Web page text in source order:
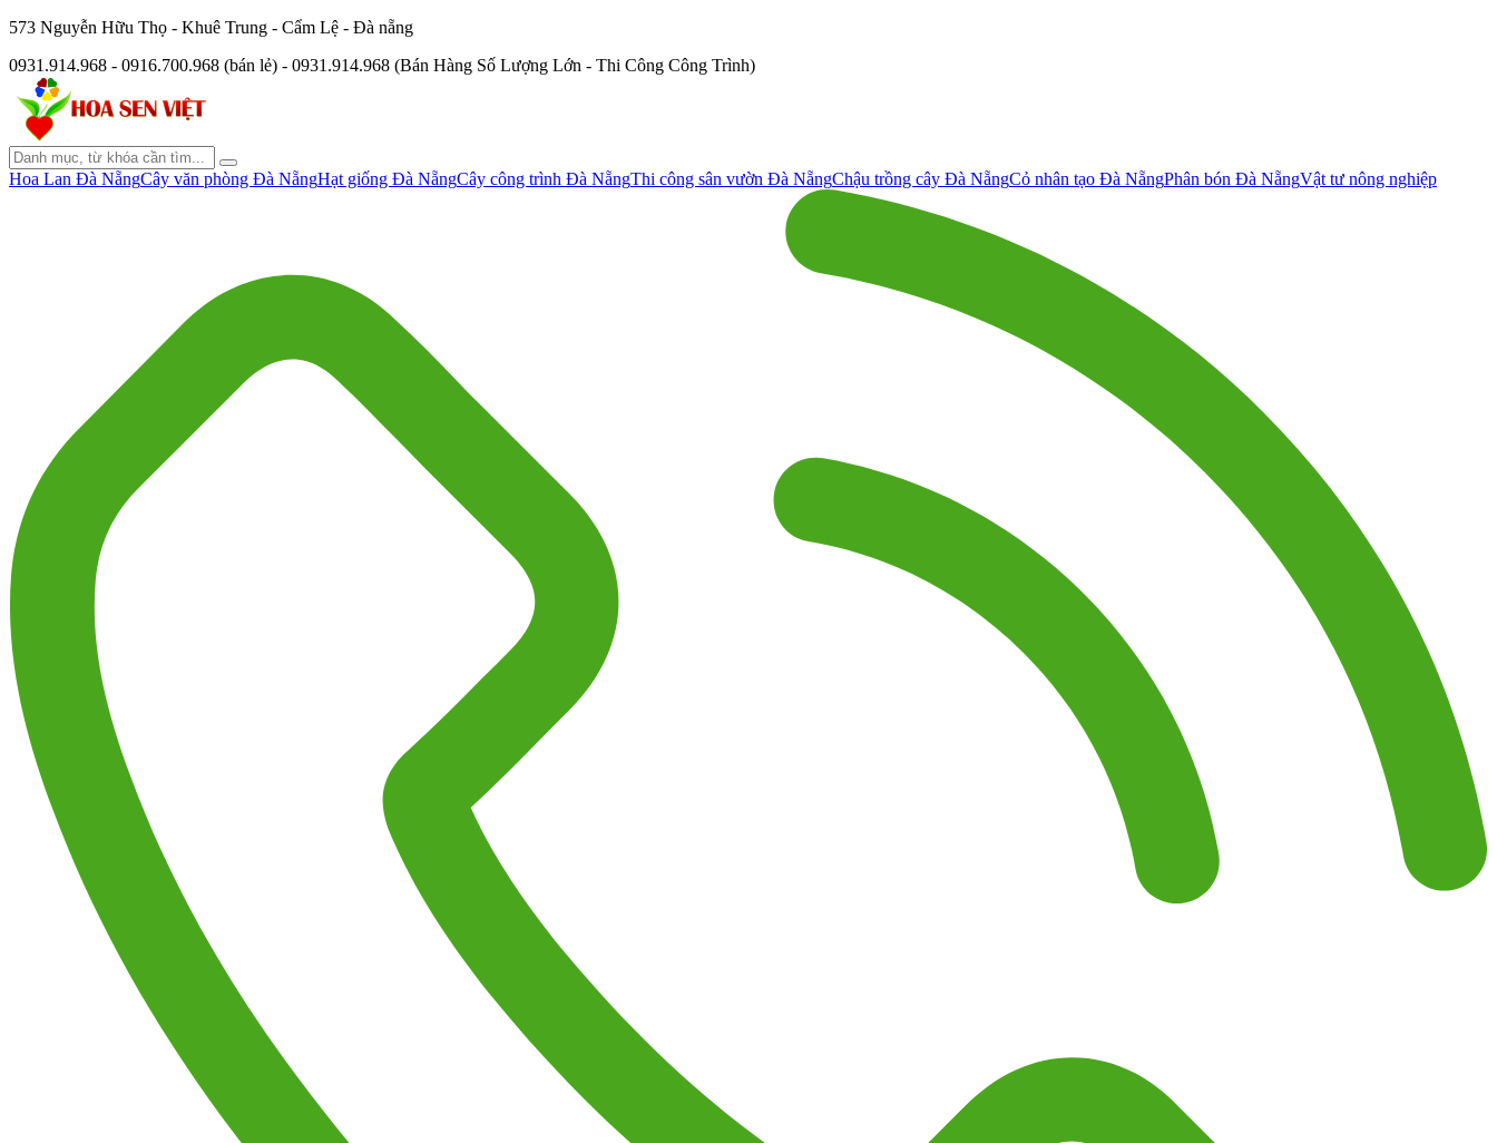
573 Nguyễn Hữu Thọ - Khuê Trung - Cẩm Lệ - Đà nẵng
0931.914.968 - 0916.700.968 (bán lẻ) - 0931.914.968 (Bán Hàng Số Lượng Lớn - Thi Công Công Trình)
Hoa Lan Đà NẵngCây văn phòng Đà NẵngHạt giống Đà NẵngCây công trình Đà NẵngThi công sân vườn Đà NẵngChậu trồng cây Đà NẵngCỏ nhân tạo Đà NẵngPhân bón Đà NẵngVật tư nông nghiệp